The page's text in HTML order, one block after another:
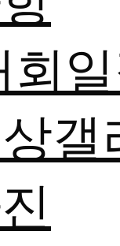
회
갤